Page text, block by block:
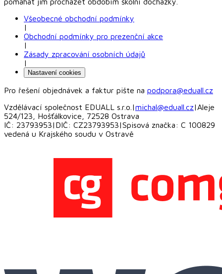
Všeobecné obchodní podmínky
|
Obchodní podmínky pro prezenční akce
|
Zásady zpracování osobních údajů
|
Nastavení cookies
Pro řešení objednávek a faktur pište na podpora@eduall.cz
Vzdělávací společnost EDUALL s.r.o. |michal@eduall.cz|Aleje
524/123, Hošťálkovice, 72528 Ostrava
IČ: 23793953| DIČ: CZ23793953|Spisová značka: C 100829
vedená u Krajského soudu v Ostravě